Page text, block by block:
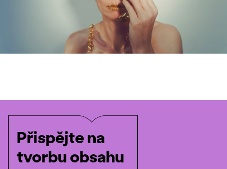
Přispějte na
tvorbu obsahu